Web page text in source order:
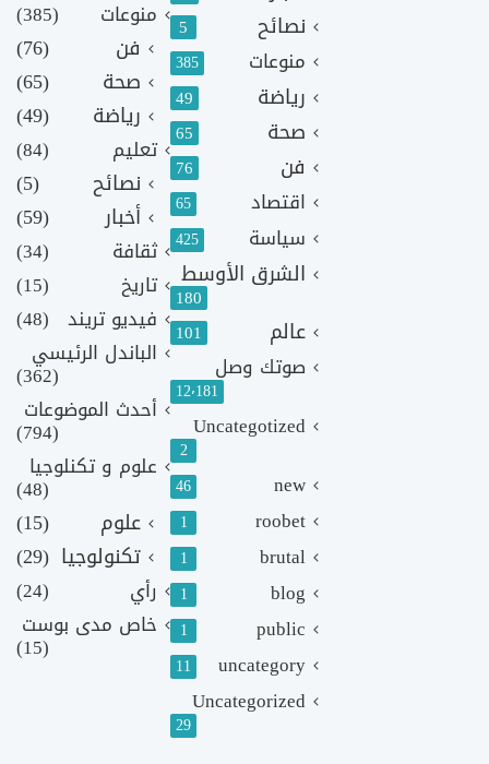
نصائح 5
منوعات 385
رياضة 49
صحة 65
فن 76
اقتصاد 65
سياسة 425
الشرق الأوسط
180
عالم 101
صوتك وصل
12٬181
Uncategotized
2
new
46
roobet
1
brutal
1
blog
1
public
1
uncategory
11
Uncategorized
29
منوعات
(385)
فن
(76)
صحة
(65)
رياضة
(49)
تعليم (84)
نصائح
(5)
أخبار
(59)
ثقافة
(34)
تاريخ
(15)
فيديو تريند (48)
الباندل الرئيسي
(362)
أحدث الموضوعات
(794)
علوم و تكنلوجيا
(48)
علوم
(15)
تكنولوجيا (29)
رأي
(24)
خاص مدى بوست
(15)